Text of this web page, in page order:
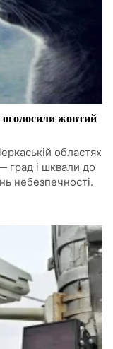
оголосили жовтий
областях
град і шквали до
небезпечності.